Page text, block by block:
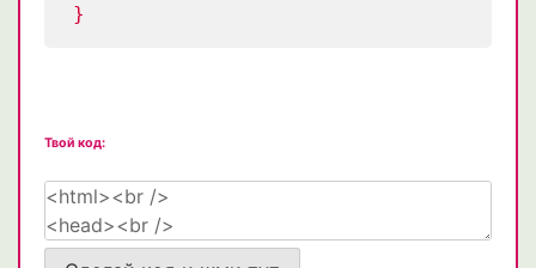
}
Твой код: